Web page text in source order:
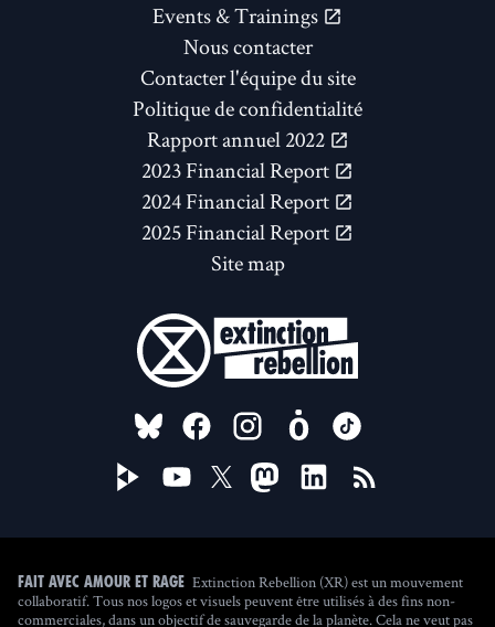
Events & Trainings
Nous contacter
Contacter l'équipe du site
Politique de confidentialité
Rapport annuel 2022
2023 Financial Report
2024 Financial Report
2025 Financial Report
Site map
FOLLOW US ON
Fait avec amour et rage Extinction Rebellion (XR) est un mouvement
collaboratif. Tous nos logos et visuels peuvent être utilisés à des fins non-
commerciales, dans un objectif de sauvegarde de la planète. Cela ne veut pas